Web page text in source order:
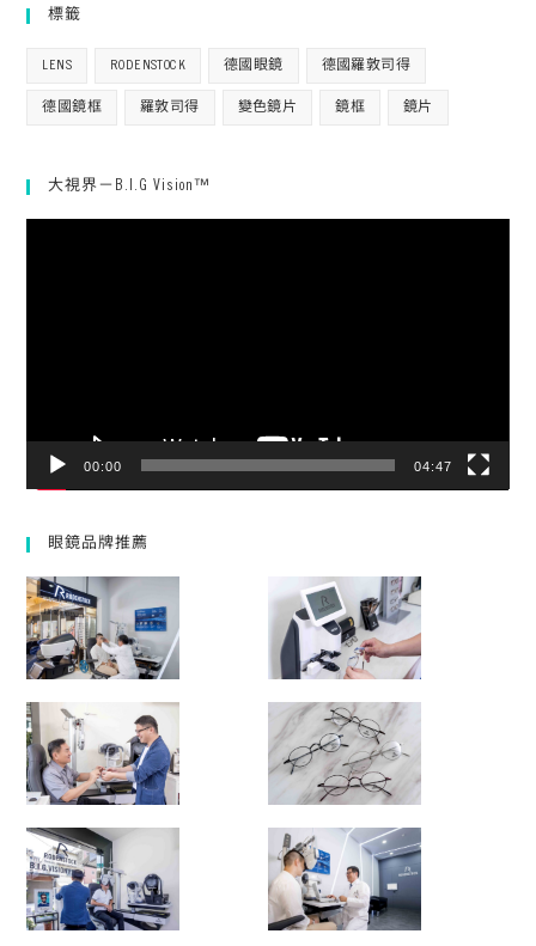
標籤
LENS RODENSTOCK 德國眼鏡 德國羅敦司得
德國鏡框 羅敦司得 變色鏡片 鏡框 鏡片
大視界－B.I.G Vision™
00:00 04:47
眼鏡品牌推薦